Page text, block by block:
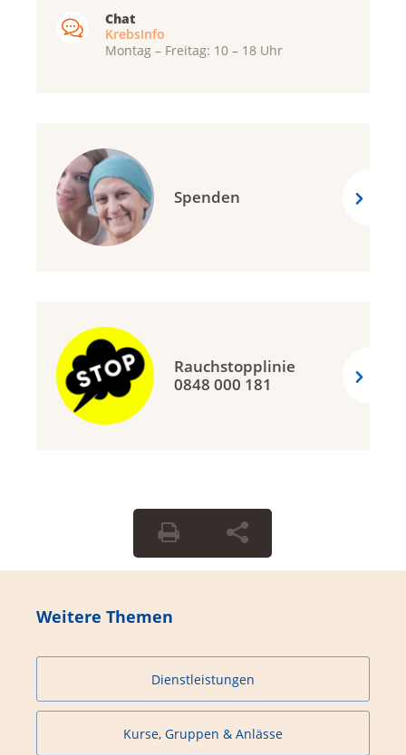
Chat
KrebsInfo
Montag – Freitag: 10 – 18 Uhr
Spenden
Rauchstopplinie
0848 000 181
Weitere Themen
Dienstleistungen
Kurse, Gruppen & Anlässe